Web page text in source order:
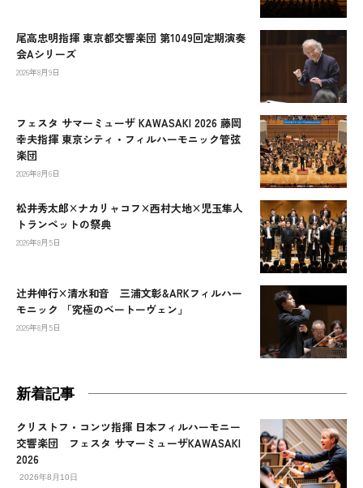
尾高忠明指揮 東京都交響楽団 第1049回定期演奏
会Aシリーズ
2026年8月9日
フェスタ サマーミューザ KAWASAKI 2026 藤岡
幸夫指揮 東京シティ・フィルハーモニック管弦
楽団
2026年8月6日
松井秀太郎×ナカリャコフ×西村大地×児玉隼人
トランペットの祭典
2026年8月5日
辻󠄀井伸行×清水和音 三浦文彰&ARKフィルハー
モニック 「究極のベートーヴェン」
2026年8月5日
新着記事
クリストフ・コンツ指揮 日本フィルハーモニー
交響楽団 フェスタ サマーミューザKAWASAKI
2026
2026年8月10日